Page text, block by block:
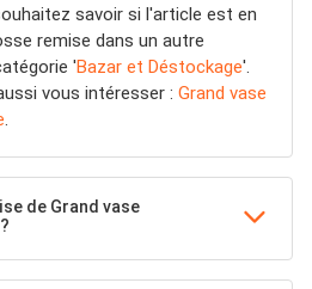
savoir si l'article est en
remise dans un autre
'Bazar et Déstockage'.
vous intéresser : Grand vase
.
de Grand vase